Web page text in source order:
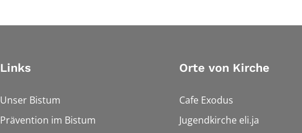
Links
Unser Bistum
Prävention im Bistum
Orte von Kirche
Cafe Exodus
Jugendkirche eli.ja